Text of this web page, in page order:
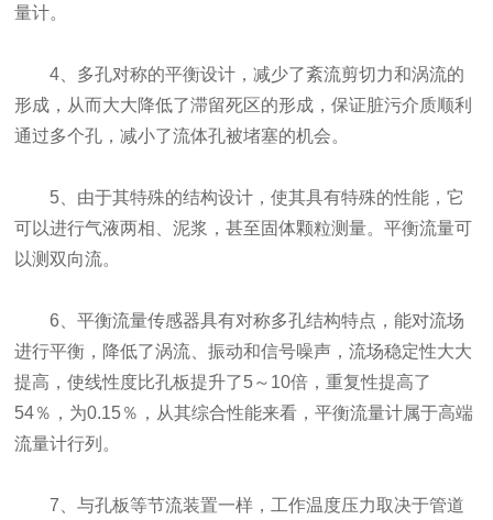
量计。
4、多孔对称的平衡设计，减少了紊流剪切力和涡流的
形成，从而大大降低了滞留死区的形成，保证脏污介质顺利
通过多个孔，减小了流体孔被堵塞的机会。
5、由于其特殊的结构设计，使其具有特殊的性能，它
可以进行气液两相、泥浆，甚至固体颗粒测量。平衡流量可
以测双向流。
6、平衡流量传感器具有对称多孔结构特点，能对流场
进行平衡，降低了涡流、振动和信号噪声，流场稳定性大大
提高，使线性度比孔板提升了5～10倍，重复性提高了
54％，为0.15％，从其综合性能来看，平衡流量计属于高端
流量计行列。
7、与孔板等节流装置一样，工作温度压力取决于管道